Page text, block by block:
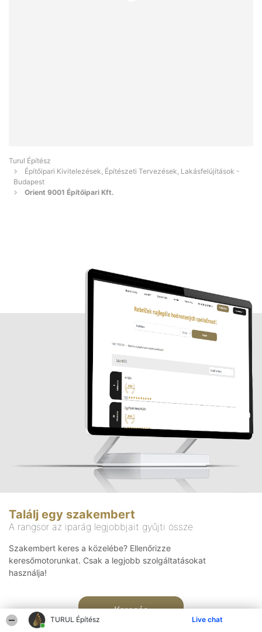
TURUL Építész Live chat
Turul Építész
Építőipari Kivitelezések, Építészeti Tervezések, Lakásfelújítások -
Budapest
Orient 9001 Építőipari Kft.
Találj egy szakembert
A rangsor az iparág legjobbjait gyűjti össze
Szakembert keres a közelébe? Ellenőrizze
keresőmotorunkat. Csak a legjobb szolgáltatásokat
használja!
Keresés